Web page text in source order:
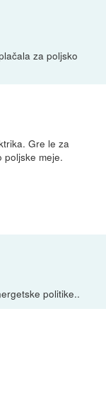
za poljsko
Gre le za
poljske meje.
politike..